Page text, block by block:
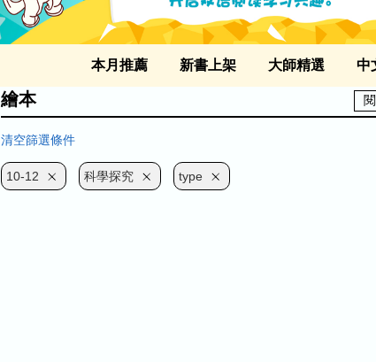
本月推薦 新書上架 大師精選 中
繪本
清空篩選條件
10-12 科學探究 type